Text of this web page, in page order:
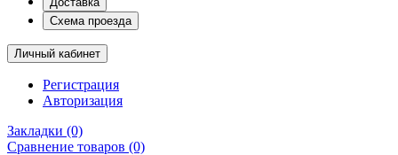
Схема проезда
Личный кабинет
Регистрация
Авторизация
Закладки (0)
Сравнение товаров (0)